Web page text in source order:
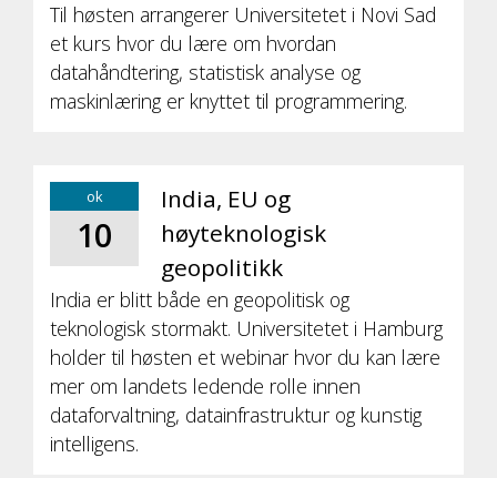
Til høsten arrangerer Universitetet i Novi Sad
et kurs hvor du lære om hvordan
datahåndtering, statistisk analyse og
maskinlæring er knyttet til programmering.
ok
10
India, EU og
høyteknologisk
geopolitikk
India er blitt både en geopolitisk og
teknologisk stormakt. Universitetet i Hamburg
holder til høsten et webinar hvor du kan lære
mer om landets ledende rolle innen
dataforvaltning, datainfrastruktur og kunstig
intelligens.